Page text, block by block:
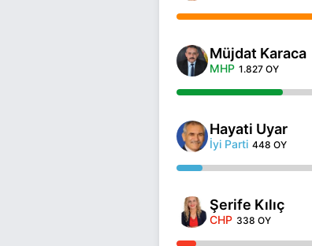
Müjdat Karaca
MHP 1.827 OY
Hayati Uyar
İyi Parti 448 OY
Şerife Kılıç
CHP 338 OY